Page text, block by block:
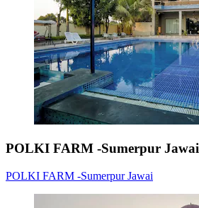
POLKI FARM -Sumerpur Jawai
POLKI FARM -Sumerpur Jawai